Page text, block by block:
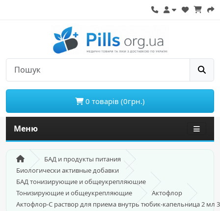
0 товарів (0грн.)
Меню
БАД и продукты питания
Биологически активные добавки
БАД тонизирующие и общеукрепляющие
Тонизирующие и общеукрепляющие
Актофлор
Актофлор-С раствор для приема внутрь тюбик-капельница 2 мл